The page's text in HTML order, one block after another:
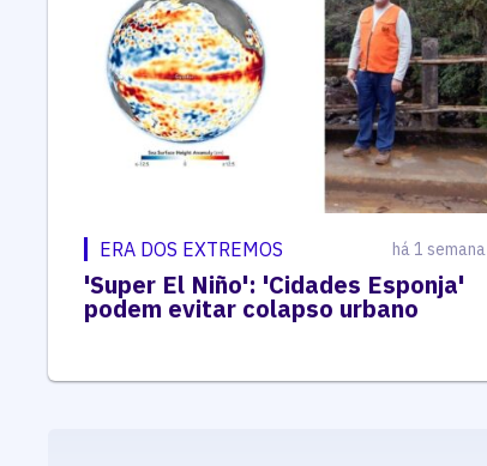
ERA DOS EXTREMOS há 1 semana
'Super El Niño': 'Cidades Esponja'
podem evitar colapso urbano